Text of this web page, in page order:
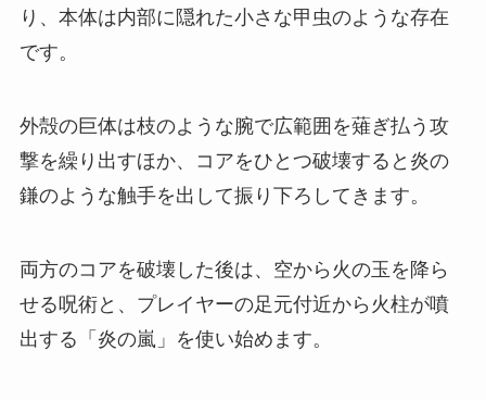
り、本体は内部に隠れた小さな甲虫のような存在
です。
外殻の巨体は枝のような腕で広範囲を薙ぎ払う攻
撃を繰り出すほか、コアをひとつ破壊すると炎の
鎌のような触手を出して振り下ろしてきます。
両方のコアを破壊した後は、空から火の玉を降ら
せる呪術と、プレイヤーの足元付近から火柱が噴
出する「炎の嵐」を使い始めます。